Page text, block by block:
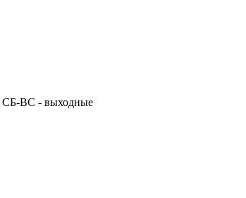
СБ-ВС - выходные